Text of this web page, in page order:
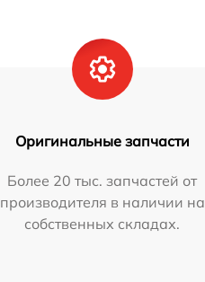
Оригинальные запчасти
Более 20 тыс. запчастей от
производителя в наличии на
собственных складах.